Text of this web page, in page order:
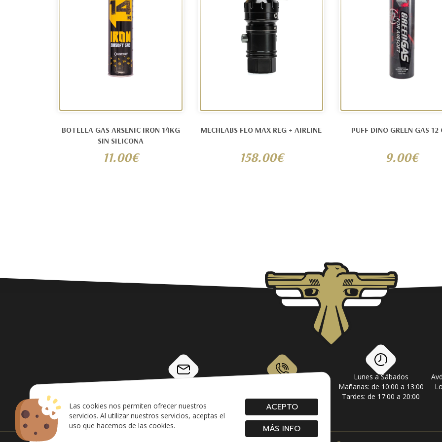
Las cookies nos permiten ofrecer nuestros
servicios. Al utilizar nuestros servicios, aceptas el
uso que hacemos de las cookies.
ACEPTO
MÁS INFO
BOTELLA GAS ARSENIC IRON 14KG
SIN SILICONA
11.00€
MECHLABS FLO MAX REG + AIRLINE
158.00€
PUFF DINO GREEN GAS 12
9.00€
Lunes a Sábados
Mañanas: de 10:00 a 13:00
Tardes: de 17:00 a 20:00